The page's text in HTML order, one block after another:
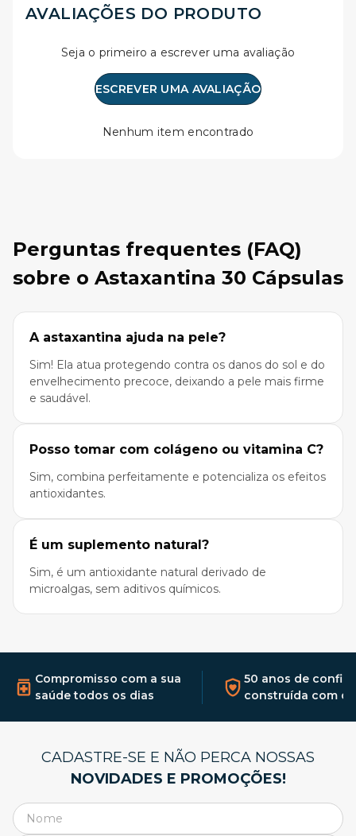
AVALIAÇÕES DO PRODUTO
Seja o primeiro a escrever uma avaliação
ESCREVER UMA AVALIAÇÃO
Nenhum item encontrado
Perguntas frequentes (FAQ)
sobre o Astaxantina 30 Cápsulas
A astaxantina ajuda na pele?
Sim! Ela atua protegendo contra os danos do sol e do
envelhecimento precoce, deixando a pele mais firme
e saudável.
Posso tomar com colágeno ou vitamina C?
Sim, combina perfeitamente e potencializa os efeitos
antioxidantes.
É um suplemento natural?
Sim, é um antioxidante natural derivado de
microalgas, sem aditivos químicos.
Compromisso com a sua
saúde todos os dias
50 anos de
construída com
CADASTRE-SE E NÃO PERCA NOSSAS
NOVIDADES E PROMOÇÕES!